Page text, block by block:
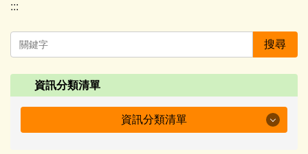
:::
搜尋
資訊分類清單
資訊分類清單